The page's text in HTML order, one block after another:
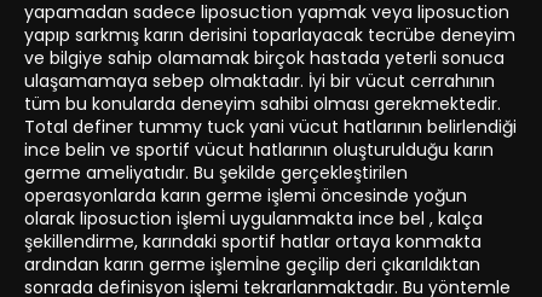
yapamadan sadece liposuction yapmak veya liposuction
yapıp sarkmış karın derisini toparlayacak tecrübe deneyim
ve bilgiye sahip olamamak birçok hastada yeterli sonuca
ulaşamamaya sebep olmaktadır. İyi bir vücut cerrahının
tüm bu konularda deneyim sahibi olması gerekmektedir.
Total definer tummy tuck yani vücut hatlarının belirlendiği
ince belin ve sportif vücut hatlarının oluşturulduğu karın
germe ameliyatıdır. Bu şekilde gerçekleştirilen
operasyonlarda karın germe işlemi öncesinde yoğun
olarak liposuction işlemİ uygulanmakta ince bel , kalça
şekillendirme, karındaki sportif hatlar ortaya konmakta
ardından karın germe işlemİne geçilip deri çıkarıldıktan
sonrada definisyon işlemi tekrarlanmaktadır. Bu yöntemle